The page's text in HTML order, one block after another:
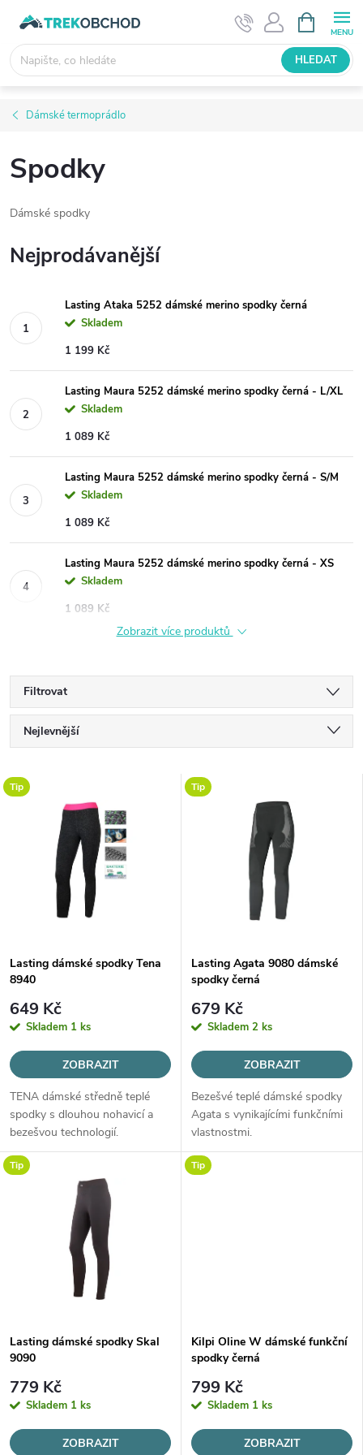
obsah
NÁKUPNÍ
KOŠÍK
HLEDAT
Dámské termoprádlo
Spodky
Dámské spodky
Nejprodávanější
Lasting Ataka 5252 dámské merino spodky černá
Skladem
1 199 Kč
Lasting Maura 5252 dámské merino spodky černá - L/XL
Skladem
1 089 Kč
Lasting Maura 5252 dámské merino spodky černá - S/M
Skladem
1 089 Kč
Lasting Maura 5252 dámské merino spodky černá - XS
Skladem
1 089 Kč
Zobrazit více produktů
Filtrovat
Ř
a
p
r
o
d
u
k
Nejlevnější
Nejprodávanější
Abecedně
V
s
p
r
o
d
u
Tip
Lasting dámské spodky Tena
8940
649 Kč
Skladem 1 ks
ZOBRAZIT
TENA dámské středně teplé
spodky s dlouhou nohavicí a
bezešvou technologií.
Tip
Lasting Agata 9080 dámské
spodky černá
679 Kč
Skladem 2 ks
ZOBRAZIT
Bezešvé teplé dámské spodky
Agata s vynikajícími funkčními
vlastnostmi.
Tip
Lasting dámské spodky Skal
9090
779 Kč
Skladem 1 ks
ZOBRAZIT
Tip
Kilpi Oline W dámské funkční
spodky černá
799 Kč
Skladem 1 ks
ZOBRAZIT